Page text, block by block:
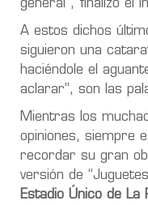
general”, finalizó el
A estos dichos
siguieron una
haciéndole el
aclarar”, son las
Mientras los
opiniones, siempre
recordar su gran
versión de
Estadio Único de La